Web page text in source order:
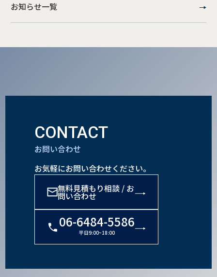
お知らせ一覧
CONTACT
お問い合わせ
お気軽にお問い合わせください。
無料見積もり相談 / お
問い合わせ
06-6484-5586
平日9:00~18:00